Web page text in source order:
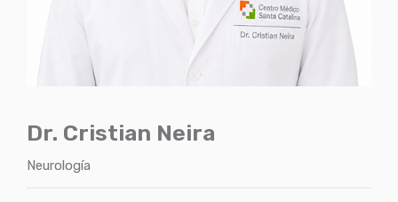
Dr. Cristian Neira
Neurología